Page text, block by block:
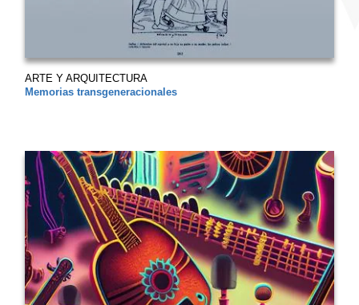
ARTE Y ARQUITECTURA
Memorias transgeneracionales